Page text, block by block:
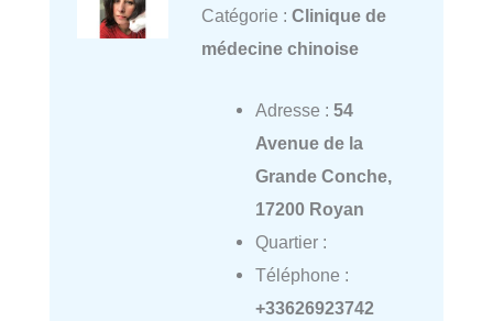
Catégorie : Clinique de
médecine chinoise
Adresse : 54
Avenue de la
Grande Conche,
17200 Royan
Quartier :
Téléphone :
+33626923742